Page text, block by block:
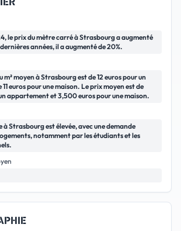
le prix du mètre carré à Strasbourg a augmenté
années, il a augmenté de 20%.
m² moyen à Strasbourg est de 12 euros pour un
euros pour une maison. Le prix moyen est de
appartement et 3,500 euros pour une maison.
Strasbourg est élevée, avec une demande
notamment par les étudiants et les